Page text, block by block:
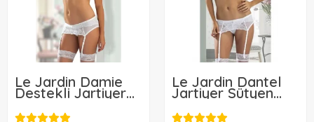
Le Jardin Damie
Destekli Jartiyer
Takım 6265
642,55 TL
Le Jardin Dantel
Jartiyer Sütyen
Takımı 5260
673,29 TL